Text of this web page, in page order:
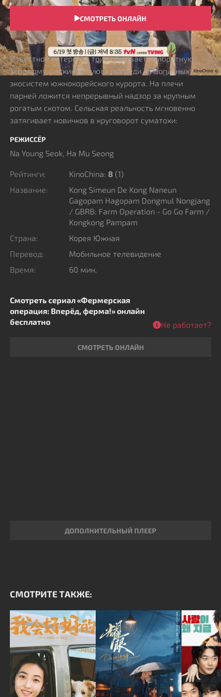
СМОТРЕТЬ ОНЛАЙН
СЮЖЕТ
Известное актерское трио обживает колоритную
экоферму, раскинувшуюся посреди живописных
экосистем южнокорейского курорта. На плечи
парней ложится непрерывный надзор за крупным
рогатым скотом. Сельская реальность мгновенно
затягивает новичков в круговорот суматохи:
сена и латать дырявые заборы. Размеренный график
рушится, едва аграрное угодье накрывает внезапная
масштабная проблема.
Приятелям необходимо срочно скооперироваться
для защиты хозяйства. Спартанский уклад и тяжелый
физический труд устраивают жесткий экзамен
давней привязанности товарищей. Проект
шутками закадычных друзей и завораживающими
панорамами островной природы.
РЕЖИССЁР
Na Young Seok, Ha Mu Seong
Рейтинги: KinoChina: 8 (1)
Название:
Kong Simeun De Kong Naneun
Gagopam Hagopam Dongmul Nongjang
/ GBRB: Farm Operation - Go Go Farm /
Kongkong Pampam
Страна:
Корея Южная
Перевод:
Мобильное телевидение
Время:
60 мин.
Смотреть сериал «Фермерская
операция: Вперёд, ферма!» онлайн
бесплатно
СМОТРЕТЬ ОНЛАЙН
ДОПОЛНИТЕЛЬНЫЙ ПЛЕЕР
Не работает?
СМОТРИТЕ ТАКЖЕ: